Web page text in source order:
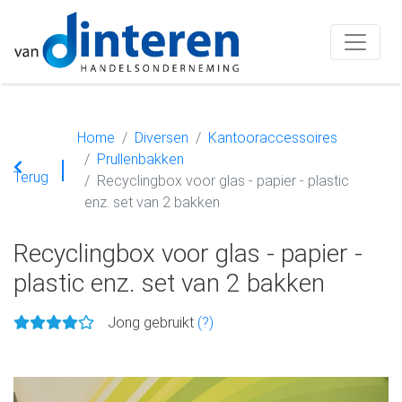
Terug
Home Diversen
Kantooraccessoires
Prullenbakken
Recyclingbox voor glas - papier - plastic
enz. set van 2 bakken
Recyclingbox voor glas - papier -
plastic enz. set van 2 bakken
Jong gebruikt (?)